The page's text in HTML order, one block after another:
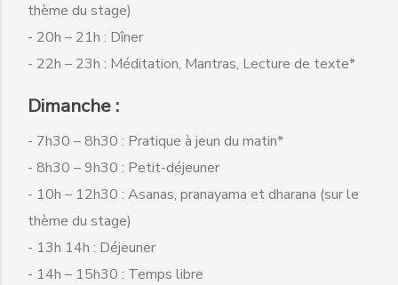
thème du stage)
- 20h – 21h : Dîner
- 22h – 23h : Méditation, Mantras, Lecture de texte*
Dimanche :
- 7h30 – 8h30 : Pratique à jeun du matin*
- 8h30 – 9h30 : Petit-déjeuner
- 10h – 12h30 : Asanas, pranayama et dharana (sur le
thème du stage)
- 13h 14h : Déjeuner
- 14h – 15h30 : Temps libre